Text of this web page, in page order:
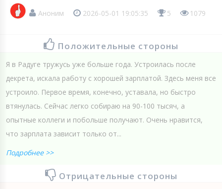
Аноним 2026-05-01 19:05:35 5 1079
Положительные стороны
Я в Радуге тружусь уже больше года. Устроилась после
декрета, искала работу с хорошей зарплатой. Здесь меня все
устроило. Первое время, конечно, уставала, но быстро
втянулась. Сейчас легко собираю на 90-100 тысяч, а
опытные коллеги и побольше получают. Очень нравится,
что зарплата зависит только от...
Подробнее >>
Отрицательные стороны